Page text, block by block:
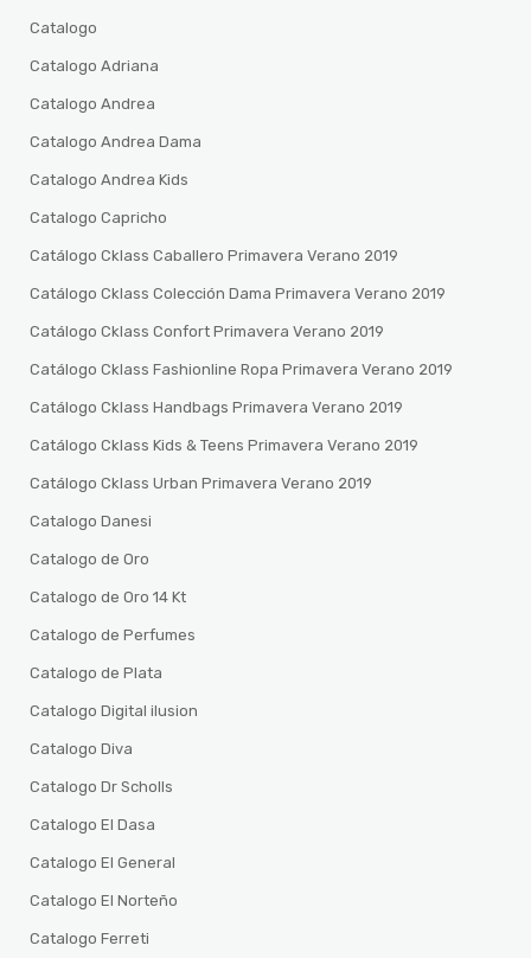
Catalogo
Catalogo Adriana
Catalogo Andrea
Catalogo Andrea Dama
Catalogo Andrea Kids
Catalogo Capricho
Catálogo Cklass Caballero Primavera Verano 2019
Catálogo Cklass Colección Dama Primavera Verano 2019
Catálogo Cklass Confort Primavera Verano 2019
Catálogo Cklass Fashionline Ropa Primavera Verano 2019
Catálogo Cklass Handbags Primavera Verano 2019
Catálogo Cklass Kids & Teens Primavera Verano 2019
Catálogo Cklass Urban Primavera Verano 2019
Catalogo Danesi
Catalogo de Oro
Catalogo de Oro 14 Kt
Catalogo de Perfumes
Catalogo de Plata
Catalogo Digital ilusion
Catalogo Diva
Catalogo Dr Scholls
Catalogo El Dasa
Catalogo El General
Catalogo El Norteño
Catalogo Ferreti